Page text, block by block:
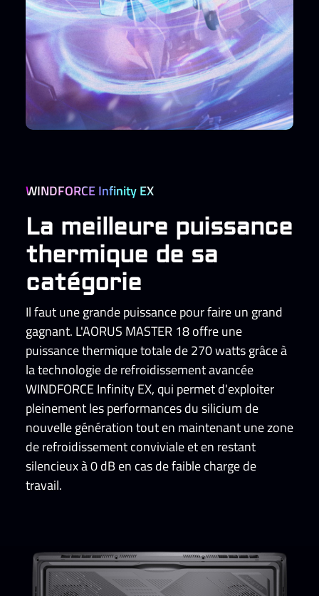
WINDFORCE Infinity EX
La meilleure puissance
thermique de sa
catégorie
Il faut une grande puissance pour faire un grand
gagnant. L'AORUS MASTER 18 offre une
puissance thermique totale de 270 watts grâce à
la technologie de refroidissement avancée
WINDFORCE Infinity EX, qui permet d'exploiter
pleinement les performances du silicium de
nouvelle génération tout en maintenant une zone
de refroidissement conviviale et en restant
silencieux à 0 dB en cas de faible charge de
travail.